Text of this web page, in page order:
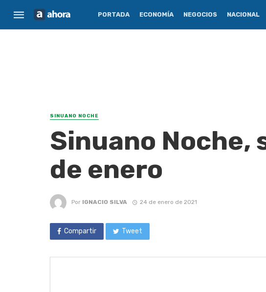
PORTADA ECONOMÍA NEGOCIOS NACIONAL
SINUANO NOCHE
Sinuano Noche,
de enero
Por IGNACIO SILVA 24 de enero de 2021
Compartir Tweet